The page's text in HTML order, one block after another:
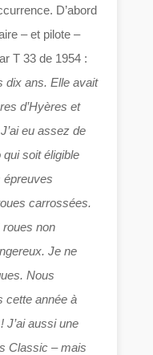
D’abord
– et pilote –
T 33 de 1954 :
dix ans. Elle avait
d’Hyères et
eu assez de
soit éligible
épreuves
carrossées.
roues non
Je ne
Nous
cette année à
J’ai aussi une
Classic – mais